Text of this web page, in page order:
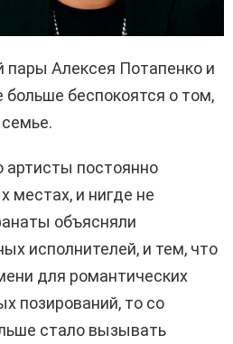
пары Алексея Потапенко и
беспокоятся о том,
артисты постоянно
местах, и нигде не
объясняли
исполнителей, и тем, что
для романтических
позирований, то со
стало вызывать